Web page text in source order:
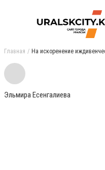
Главная На искоренение
Эльмира Есенгалиева